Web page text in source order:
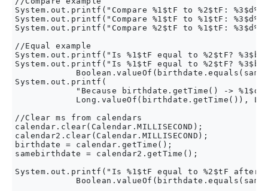
System.out.printf("Compare %1$tF to %2$tF:
System.out.printf("Compare %1$tF to %1$tF:
System.out.printf("Compare %2$tF to %1$tF:
//Equal example
System.out.printf("Is %1$tF equal to %2$tF?
System.out.printf("Is %1$tF equal to %2$tF?
System.out.printf(
"Because birthdate.getTime() -> %1$d
Long.valueOf(birthdate.getTime()),
//Clear ms from calendars
calendar.clear(Calendar.MILLISECOND);
calendar2.clear(Calendar.MILLISECOND);
birthdate = calendar.getTime();
samebirthdate = calendar2.getTime();
System.out.printf("Is %1$tF equal to %2$tF after